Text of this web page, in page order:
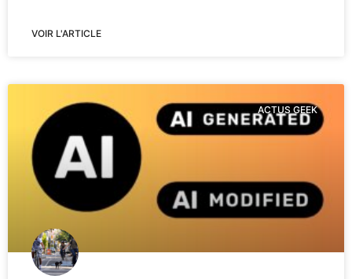
VOIR L'ARTICLE
ACTUS GEEK